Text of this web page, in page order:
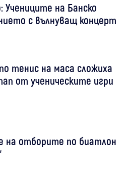
Учениците на Банско
с вълнуващ концерт
тенис на маса сложиха
от ученическите игри
на отборите по биатлон